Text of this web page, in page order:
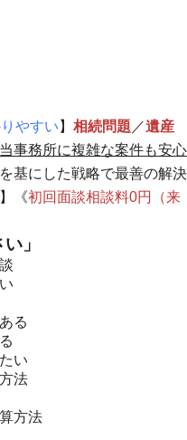
やすい 】 相続問題 ／遺産
事務所に複雑な案件も安心
基にした戦略で最善の解決
】《初回面談相談料0円（来
」
る
い
法
方法